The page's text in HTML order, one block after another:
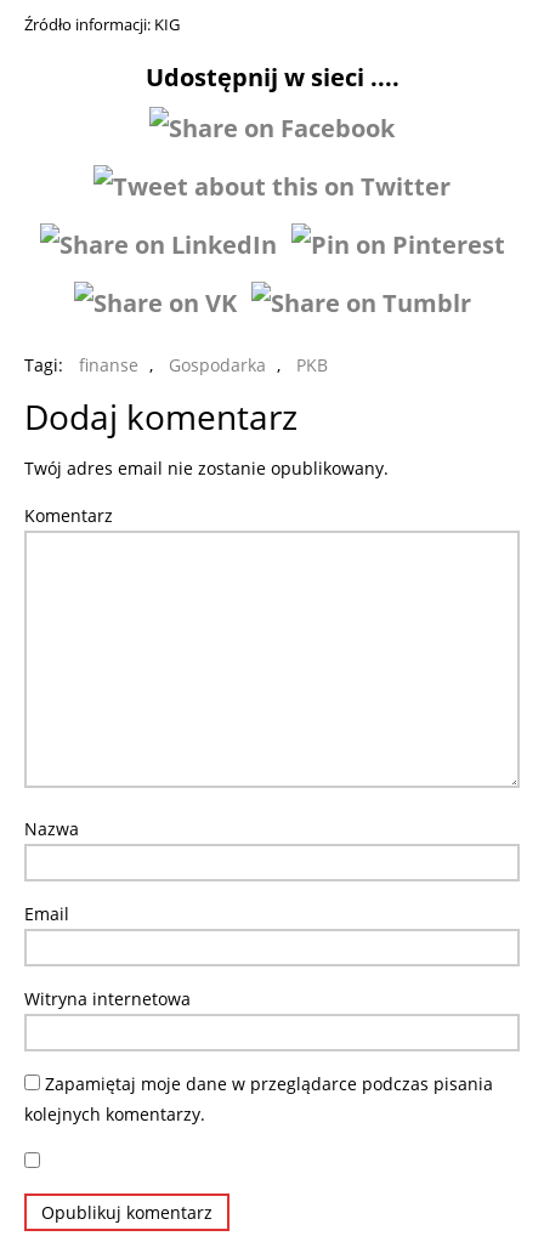
Źródło informacji: KIG
Udostępnij w sieci ....
Tagi: finanse , Gospodarka , PKB
Dodaj komentarz
Twój adres email nie zostanie opublikowany.
Komentarz
Nazwa
Email
Witryna internetowa
Zapamiętaj moje dane w przeglądarce podczas pisania
kolejnych komentarzy.